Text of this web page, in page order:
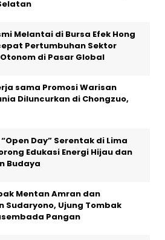
Melantai di Bursa Efek Hong
Pertumbuhan Sektor
di Pasar Global
sama Promosi Warisan
Diluncurkan di Chongzuo,
“Open Day” Serentak di Lima
Edukasi Energi Hijau dan
Budaya
Mentan Amran dan
Sudaryono, Ujung Tombak
Pangan